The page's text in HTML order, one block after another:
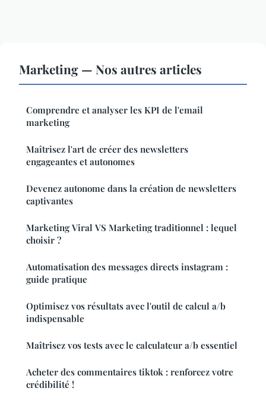
Marketing — Nos autres articles
Comprendre et analyser les KPI de l'email
marketing
Maîtrisez l'art de créer des newsletters
engageantes et autonomes
Devenez autonome dans la création de newsletters
captivantes
Marketing Viral VS Marketing traditionnel : lequel
choisir ?
Automatisation des messages directs instagram :
guide pratique
Optimisez vos résultats avec l'outil de calcul a/b
indispensable
Maîtrisez vos tests avec le calculateur a/b essentiel
Acheter des commentaires tiktok : renforcez votre
crédibilité !